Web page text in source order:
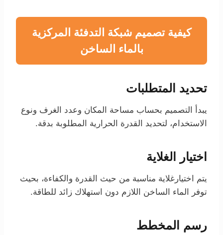
كيفية تصميم شبكة التدفئة المركزية
بالماء الساخن
تحديد المتطلبات
يبدأ التصميم بحساب مساحة المكان وعدد الغرف ونوع
الاستخدام، لتحديد القدرة الحرارية المطلوبة بدقة.
اختيار الغلاية
يتم اختيارغلاية مناسبة من حيث القدرة والكفاءة، بحيث
توفر الماء الساخن اللازم دون استهلاك زائد للطاقة.
رسم المخطط